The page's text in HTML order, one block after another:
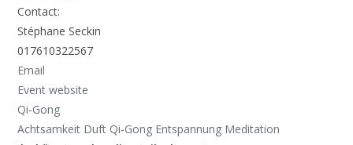
Contact:
Stéphane Seckin
017610322567
Email
Event website
Qi-Gong
Achtsamkeit Duft Qi-Gong Entspannung Meditation